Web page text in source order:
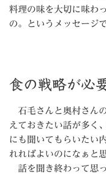
料理の味を大切に味わ
の。というメッセージ
食の戦略が必
石毛さんと奥村さん
えておきたい話が多く
にも聞いてもらいたい
れればよいのになぁと思
話を聞き終わって思